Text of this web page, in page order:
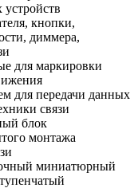
устройств
кнопки,
диммера,
для маркировки
для передачи данных
связи
блок
монтажа
миниатюрный